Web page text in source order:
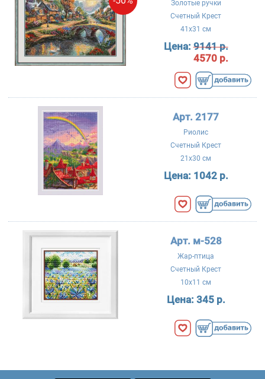
Золотые ручки
Счетный Крест
41x31 см
Цена:9141 р.
4570 р.
Арт. 2177
Риолис
Счетный Крест
21x30 см
Цена: 1042 р.
Арт. м-528
Жар-птица
Счетный Крест
10x11 см
Цена: 345 р.